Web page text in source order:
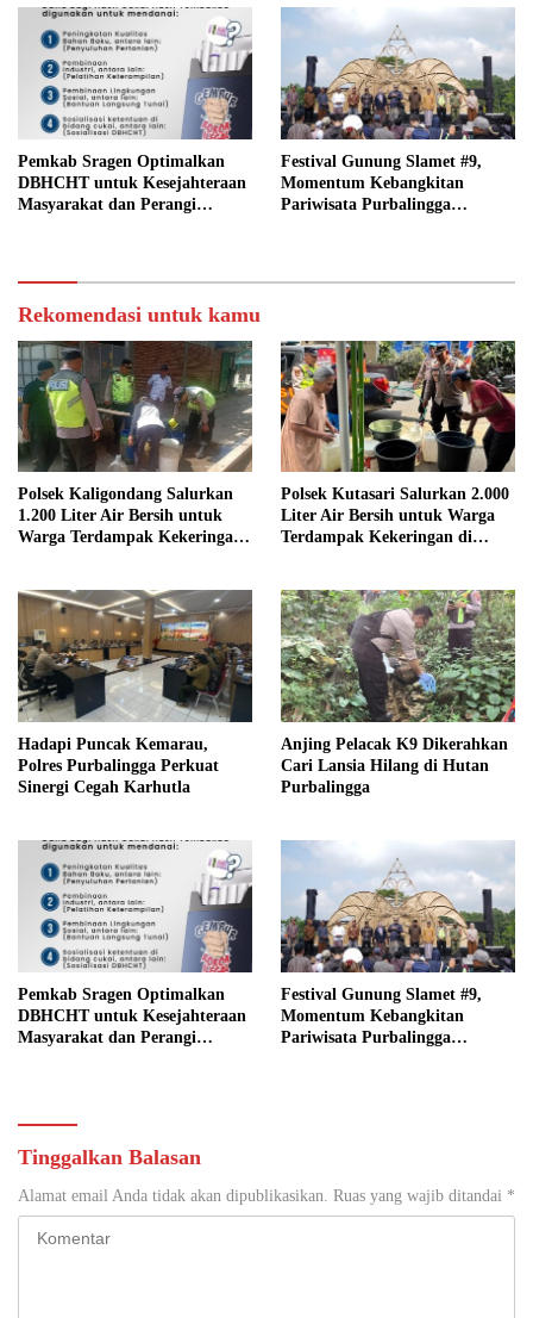
Pemkab Sragen Optimalkan
DBHCHT untuk Kesejahteraan
Masyarakat dan Perangi
Festival Gunung Slamet #9,
Momentum Kebangkitan
Pariwisata Purbalingga
Rekomendasi untuk kamu
Polsek Kaligondang Salurkan
1.200 Liter Air Bersih untuk
Warga Terdampak Kekeringan
Polsek Kutasari Salurkan 2.000
Liter Air Bersih untuk Warga
Terdampak Kekeringan di
Hadapi Puncak Kemarau,
Polres Purbalingga Perkuat
Sinergi Cegah Karhutla
Anjing Pelacak K9 Dikerahkan
Cari Lansia Hilang di Hutan
Purbalingga
Pemkab Sragen Optimalkan
DBHCHT untuk Kesejahteraan
Masyarakat dan Perangi
Festival Gunung Slamet #9,
Momentum Kebangkitan
Pariwisata Purbalingga
Tinggalkan Balasan
Alamat email Anda tidak akan dipublikasikan. Ruas yang wajib ditandai *